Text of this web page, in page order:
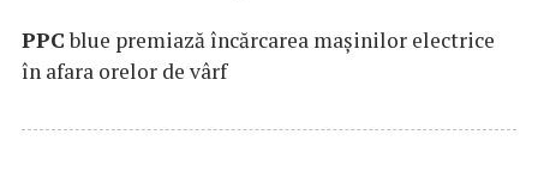
PPCblue premiază încărcarea maşinilor electrice
în afara orelor de vârf